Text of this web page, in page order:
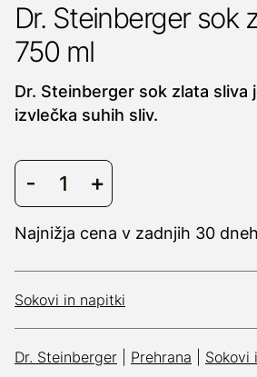
Dr. Steinberger sok
750 ml
Dr. Steinberger sok zlata sliva
izvlečka suhih sliv.
Najnižja cena v zadnjih 30
Sokovi in napitki
Dr. Steinberger Prehrana Sokovi